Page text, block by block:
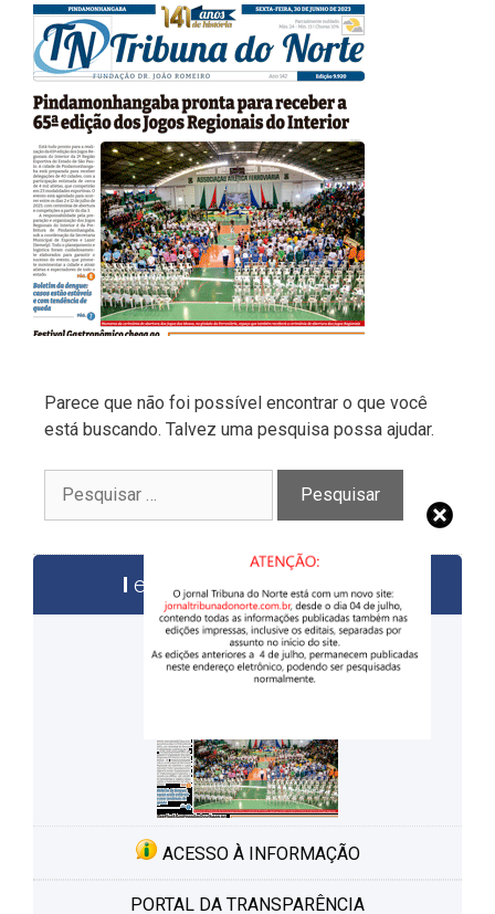
Parece que não foi possível encontrar o que você
está buscando. Talvez uma pesquisa possa ajudar.
por:
edições anteriores
ACESSO À INFORMAÇÃO
PORTAL DA TRANSPARÊNCIA